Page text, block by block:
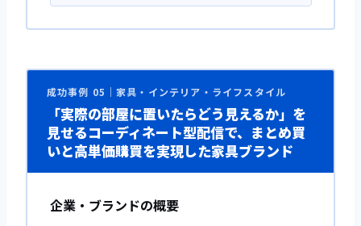
成功事例 05｜家具・インテリア・ライフスタイル
「実際の部屋に置いたらどう見えるか」を
見せるコーディネート型配信で、まとめ買
いと高単価購買を実現した家具ブランド
企業・ブランドの概要